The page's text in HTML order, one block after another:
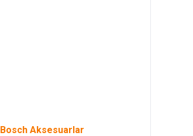
Bosch Aksesuarlar